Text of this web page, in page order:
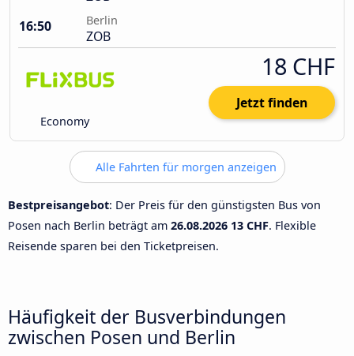
16:50
Berlin
ZOB
Economy
18 CHF
Jetzt finden
Alle Fahrten für morgen anzeigen
Bestpreisangebot: Der Preis für den günstigsten Bus von
Posen nach Berlin beträgt am 26.08.2026 13 CHF. Flexible
Reisende sparen bei den Ticketpreisen.
Häufigkeit der Busverbindungen
zwischen Posen und Berlin